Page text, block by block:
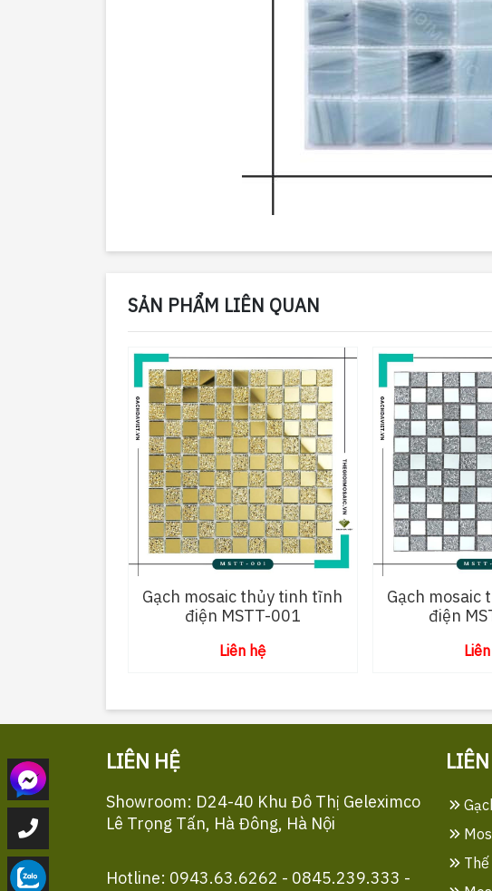
SẢN PHẨM LIÊN QUAN
Gạch mosaic thủy tinh tĩnh
điện MSTT-001
Liên hệ
Gạch mosaic
điện
LIÊN HỆ
Showroom: D24-40 Khu Đô Thị Geleximco
Lê Trọng Tấn, Hà Đông, Hà Nội
Hotline: 0943.63.6262 - 0845.239.333 -